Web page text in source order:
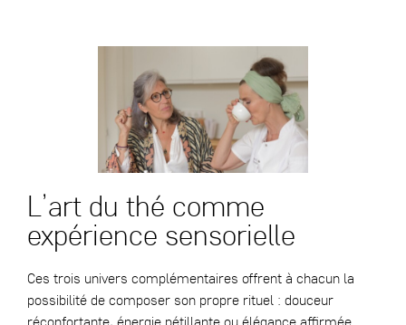
L’art du thé comme
expérience sensorielle
Ces trois univers complémentaires offrent à chacun la
possibilité de composer son propre rituel : douceur